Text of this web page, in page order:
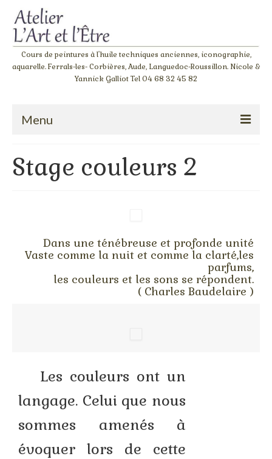
Cours de peintures à l'huile techniques anciennes, iconographie,
aquarelle. Ferrals-les- Corbières, Aude, Languedoc-Roussillon. Nicole &
Yannick Galliot Tel 04 68 32 45 82
Menu
Atelier de peinture à l’huile « Giotto »
Stage dessin
Stage technique
Stage couleurs 2
L’atelier du maître d’œuvre
Stages d’été et autres…
L’aquarelle
Stage couleurs 2
Dans une ténébreuse et profonde unité
Vaste comme la nuit et comme la clarté,les
parfums,
les couleurs et les sons se répondent.
( Charles Baudelaire )
Les couleurs ont un
langage. Celui que nous
sommes amenés à
évoquer lors de cette